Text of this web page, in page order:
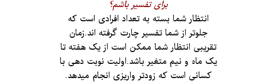
برای تفسیر باشم؟
انتظار شما بسته به تعداد افرادی است که
جلوتر از شما تفسیر چارت گرفته اند.زمان
تقریبی انتظار شما ممکن است از یک هفته تا
یک ماه و نیم متغیر باشد.اولیت نوبت دهی با
کسانی است که زودتر واریزی انجام میدهد.